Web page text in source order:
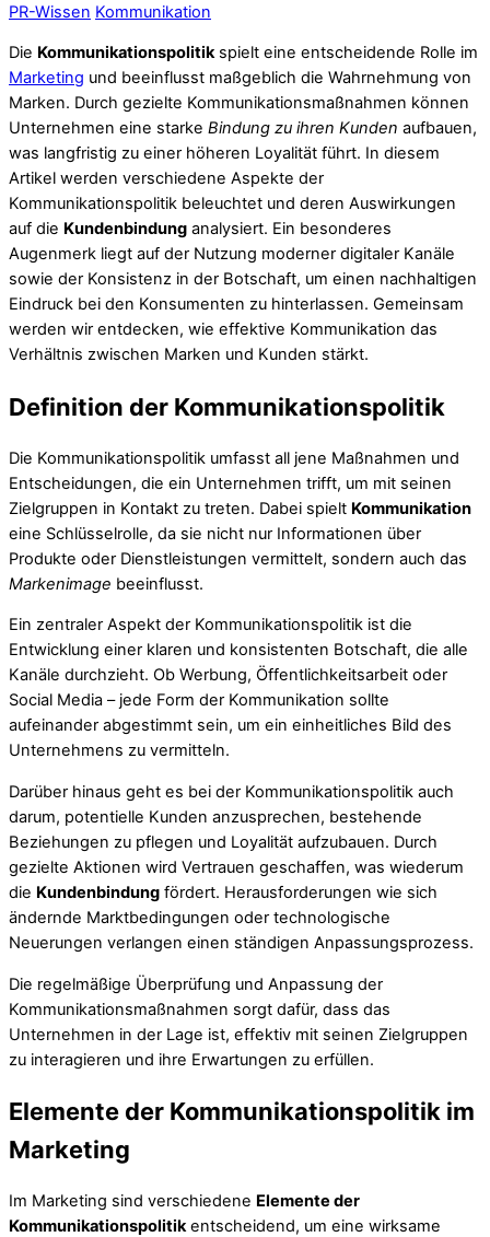
PR-Wissen Kommunikation
Die Kommunikationspolitikspielt eine entscheidende Rolle im
Marketing und beeinflusst maßgeblich die Wahrnehmung von
Marken. Durch gezielte Kommunikationsmaßnahmen können
Unternehmen eine starke Bindung zu ihren Kunden aufbauen,
was langfristig zu einer höheren Loyalität führt. In diesem
Artikel werden verschiedene Aspekte der
Kommunikationspolitik beleuchtet und deren Auswirkungen
auf die Kundenbindung analysiert. Ein besonderes
Augenmerk liegt auf der Nutzung moderner digitaler Kanäle
sowie der Konsistenz in der Botschaft, um einen nachhaltigen
Eindruck bei den Konsumenten zu hinterlassen. Gemeinsam
werden wir entdecken, wie effektive Kommunikation das
Verhältnis zwischen Marken und Kunden stärkt.
Definition der Kommunikationspolitik
Die Kommunikationspolitik umfasst all jene Maßnahmen und
Entscheidungen, die ein Unternehmen trifft, um mit seinen
Zielgruppen in Kontakt zu treten. Dabei spielt Kommunikation
eine Schlüsselrolle, da sie nicht nur Informationen über
Produkte oder Dienstleistungen vermittelt, sondern auch das
Markenimage beeinflusst.
Ein zentraler Aspekt der Kommunikationspolitik ist die
Entwicklung einer klaren und konsistenten Botschaft, die alle
Kanäle durchzieht. Ob Werbung, Öffentlichkeitsarbeit oder
Social Media – jede Form der Kommunikation sollte
aufeinander abgestimmt sein, um ein einheitliches Bild des
Unternehmens zu vermitteln.
Darüber hinaus geht es bei der Kommunikationspolitik auch
darum, potentielle Kunden anzusprechen, bestehende
Beziehungen zu pflegen und Loyalität aufzubauen. Durch
gezielte Aktionen wird Vertrauen geschaffen, was wiederum
die Kundenbindung fördert. Herausforderungen wie sich
ändernde Marktbedingungen oder technologische
Neuerungen verlangen einen ständigen Anpassungsprozess.
Die regelmäßige Überprüfung und Anpassung der
Kommunikationsmaßnahmen sorgt dafür, dass das
Unternehmen in der Lage ist, effektiv mit seinen Zielgruppen
zu interagieren und ihre Erwartungen zu erfüllen.
Elemente der Kommunikationspolitik im
Marketing
Im Marketing sind verschiedene Elemente der
Kommunikationspolitikentscheidend, um eine wirksame